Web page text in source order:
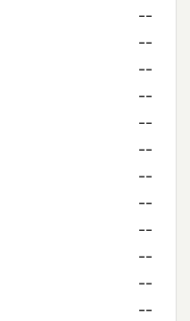
--
--
--
--
--
--
--
--
--
--
--
--